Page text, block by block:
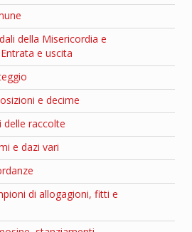
della Misericordia e
e uscita
e decime
delle raccolte
e dazi vari
di allogagioni, fitti e